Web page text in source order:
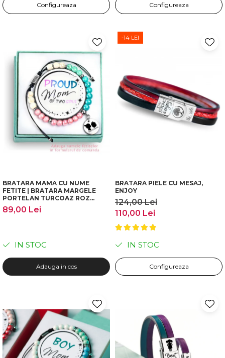
Configureaza Configureaza
BRATARA MAMA CU NUME
FETITE | BRATARA MARGELE
PORTELAN TURCOAZ ROZ
PERSONALIZATA | CADOU
MAMA COPII | DICHIS
89,00 Lei
IN STOC
Adauga in cos
-14 LEI
BRATARA PIELE CU MESAJ,
ENJOY
124,00 Lei
110,00 Lei
IN STOC
Configureaza